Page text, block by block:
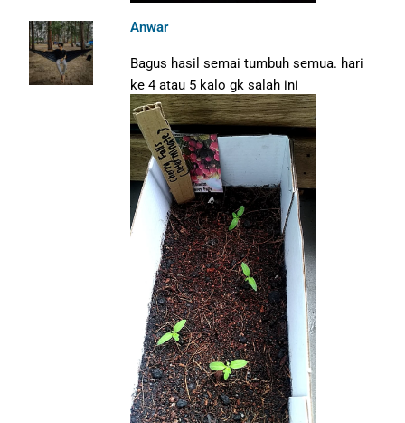
Anwar
Bagus hasil semai tumbuh semua. hari
ke 4 atau 5 kalo gk salah ini